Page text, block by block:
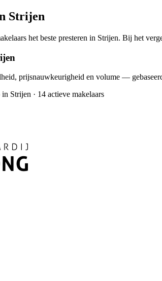
Strijen
het beste presteren in Strijen. Bij het
prijsnauwkeurigheid en volume —
in Strijen · 14 actieve makelaars